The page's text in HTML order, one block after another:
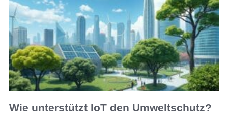
Wie unterstützt IoT den Umweltschutz?